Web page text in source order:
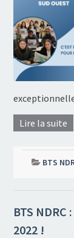
Lire la suite
BTS
BTS
2022 !